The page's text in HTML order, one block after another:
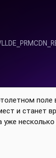
поле
и станет
несколько